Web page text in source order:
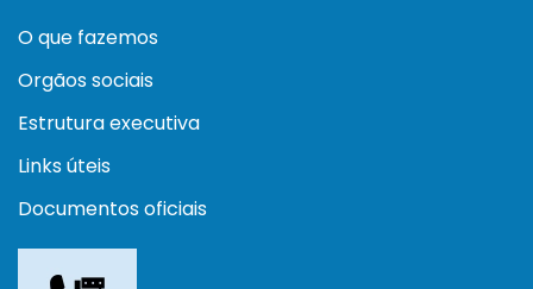
O que fazemos
Orgãos sociais
Estrutura executiva
Links úteis
Documentos oficiais